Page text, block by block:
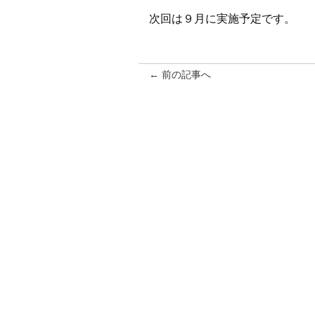
次回は９月に実施予定です。
← 前の記事へ